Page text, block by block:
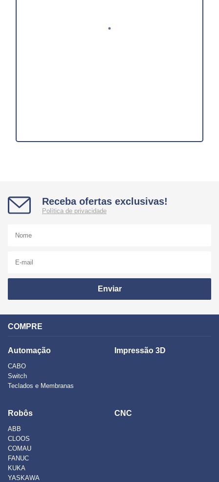
Receba ofertas exclusivas!
Política de privacidade
Enviar
COMPRE
Automação
CABO
Switch
Teclados e Membranas
Impressão 3D
Robôs
ABB
CLOOS
COMAU
FANUC
KUKA
YASKAWA
CNC